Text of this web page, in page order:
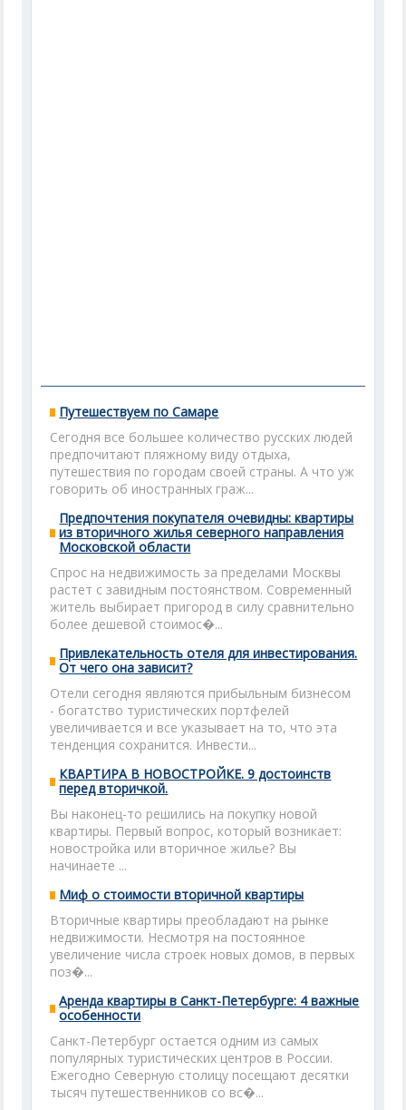
Путешествуем по Самаре
Сегодня все большее количество русских людей
предпочитают пляжному виду отдыха,
путешествия по городам своей страны. А что уж
говорить об иностранных граж...
Предпочтения покупателя очевидны: квартиры
из вторичного жилья северного направления
Московской области
Спрос на недвижимость за пределами Москвы
растет с завидным постоянством. Современный
житель выбирает пригород в силу сравнительно
более дешевой стоимос�...
Привлекательность отеля для инвестирования.
От чего она зависит?
Отели сегодня являются прибыльным бизнесом
- богатство туристических портфелей
увеличивается и все указывает на то, что эта
тенденция сохранится. Инвести...
КВАРТИРА В НОВОСТРОЙКЕ. 9 достоинств
перед вторичкой.
Вы наконец-то решились на покупку новой
квартиры. Первый вопрос, который возникает:
новостройка или вторичное жилье? Вы
начинаете ...
Миф о стоимости вторичной квартиры
Вторичные квартиры преобладают на рынке
недвижимости. Несмотря на постоянное
увеличение числа строек новых домов, в первых
поз�...
Аренда квартиры в Санкт-Петербурге: 4 важные
особенности
Санкт-Петербург остается одним из самых
популярных туристических центров в России.
Ежегодно Северную столицу посещают десятки
тысяч путешественников со вс�...